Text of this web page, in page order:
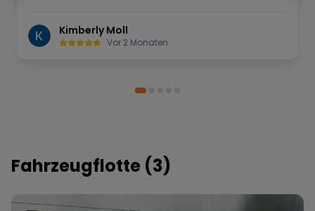
und starke Autos. Wer eine seriöse
Sportwagenvermietung sucht, ist hier genau
Kimberly Moll
Vor 2 Monaten
Fahrzeugflotte (3)